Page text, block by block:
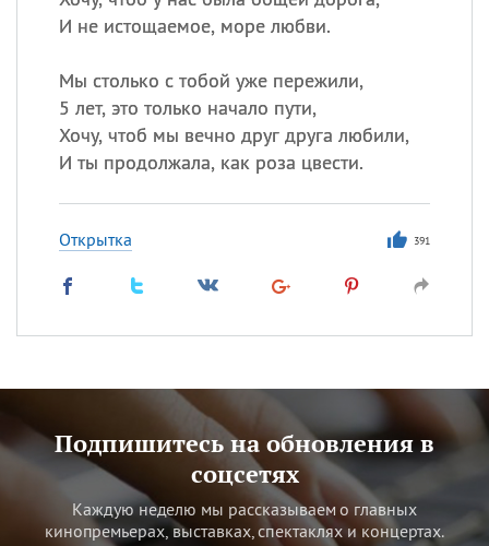
И не истощаемое, море любви.
Мы столько с тобой уже пережили,
5 лет, это только начало пути,
Хочу, чтоб мы вечно друг друга любили,
И ты продолжала, как роза цвести.
Открытка 391
Подпишитесь на обновления в
соцсетях
Каждую неделю мы рассказываем о главных
кинопремьерах, выставках, спектаклях и концертах.